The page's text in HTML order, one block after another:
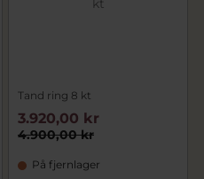
Tand ring 8 kt
4.900,00 kr
3.920,00 kr
På fjernlager